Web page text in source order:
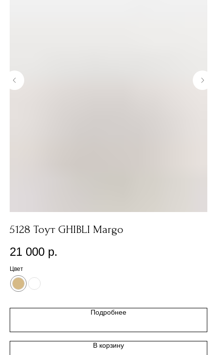
5128 Тоут GHIBLI Margo
21 000 р.
Цвет
Подробнее
В корзину